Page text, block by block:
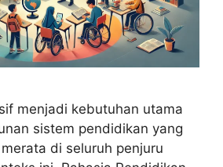
menjadi kebutuhan utama
sistem pendidikan yang
di seluruh penjuru